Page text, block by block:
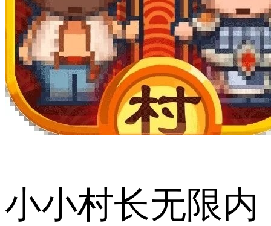
小小村长无限内